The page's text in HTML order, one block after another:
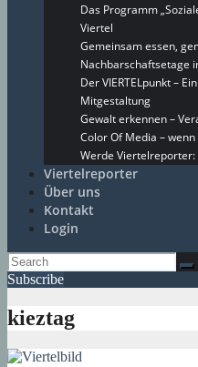
Das Programm
Viertel
Gemeinsam essen,
Nachbarschaftsetage
Der VIERTELpunkt –
Mitgestaltung
Gewalt erkennen –
Color Of Media –
Werde Viertelreporter:
Viertelreporter
Über uns
Kontakt
Login
Subscribe
kieztag